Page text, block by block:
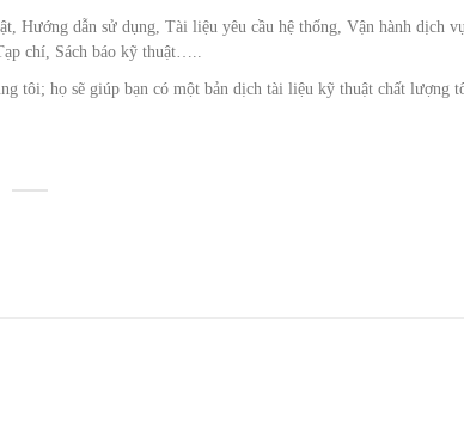
dẫn sử dụng, Tài liệu yêu cầu hệ thống, Vận hành dịch vụ,
chí, Sách báo kỹ thuật…..
tôi; họ sẽ giúp bạn có một bản dịch tài liệu kỹ thuật chất lượng